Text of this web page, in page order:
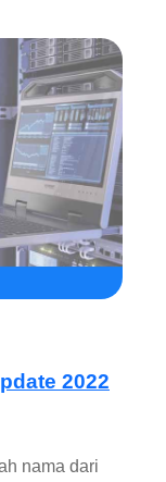
2022
nama dari